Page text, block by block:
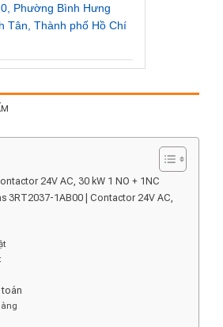
Phường Bình Hưng
Tân, Thành phố Hồ Chí
24V AC, 30 kW 1 NO + 1NC
3RT2037-1AB00 | Contactor 24V AC,